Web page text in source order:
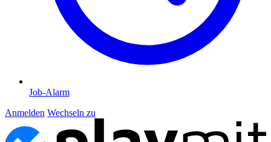
Job-Alarm
Anmelden Wechseln zu